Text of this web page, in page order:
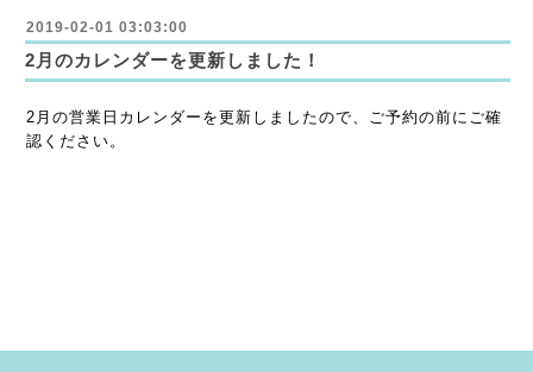
2019-02-01 03:03:00
2月のカレンダーを更新しました！
2月の営業日カレンダーを更新しましたので、ご予約の前にご確
認ください。